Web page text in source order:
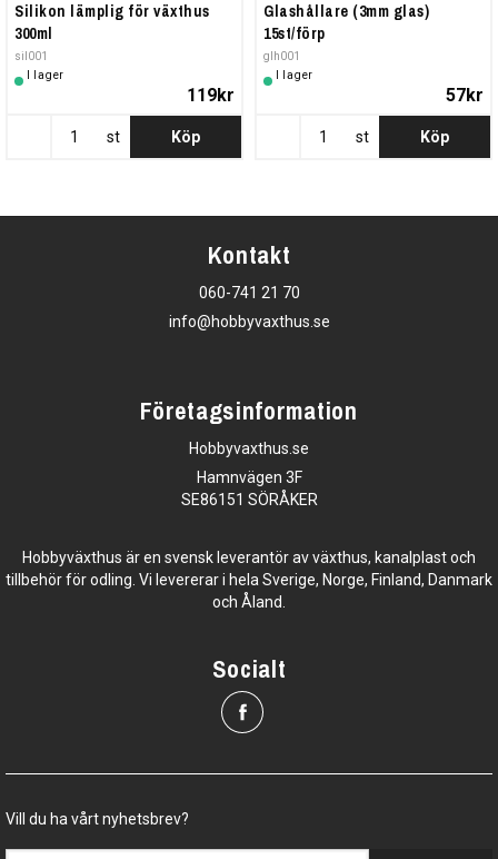
Silikon lämplig för växthus
300ml
sil001
I lager
119kr
st Köp
Glashållare (3mm glas)
15st/förp
glh001
I lager
57kr
st Köp
Kontakt
060-741 21 70
info@hobbyvaxthus.se
Företagsinformation
Hobbyvaxthus.se
Hamnvägen 3F
SE86151 SÖRÅKER
Hobbyväxthus är en svensk leverantör av växthus, kanalplast och
tillbehör för odling. Vi levererar i hela Sverige, Norge, Finland, Danmark
och Åland.
Socialt
Vill du ha vårt nyhetsbrev?